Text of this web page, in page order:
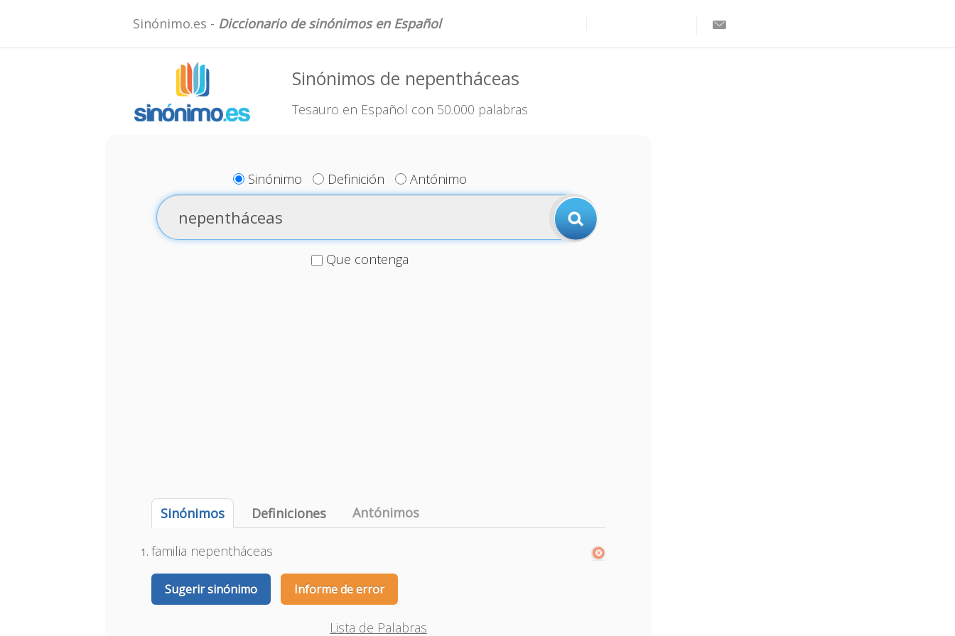
Sinónimo.es - Diccionario de sinónimos en Español
Sinónimos de nepentháceas
Tesauro en Español con 50.000 palabras
Sinónimo Definición Antónimo
Que contenga
Sinónimos Definiciones Antónimos
familia nepentháceas
Sugerir sinónimo Informe de error
Lista de Palabras